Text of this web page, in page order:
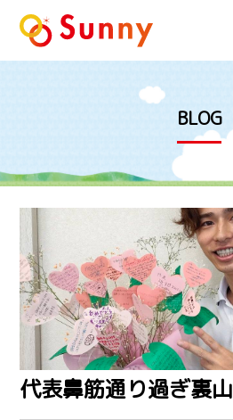
BLOG
代表鼻筋通り過ぎ裏山